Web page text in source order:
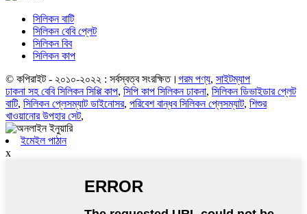
সিলিকন বাটি
সিলিকন বেবি প্লেট
সিলিকন বিব
সিলিকন কাপ
© কপিরাইট - ২০১০-২০২২ : সর্বস্বত্ব সংরক্ষিত। গরম পণ্য, সাইটম্যাপ
ঢাকনা সহ বেবি সিলিকন সিপ্পি কাপ, সিপি কাপ সিলিকন ঢাকনা, সিলিকন ডিভাইডার প্লেট
বাটি, সিলিকন প্লেসম্যাট ডাইনোসর, পরিবেশ বান্ধব সিলিকন প্লেসম্যাট, শিশুর
খাওয়ানোর উপহার সেট,
ইমেইল পাঠান
x